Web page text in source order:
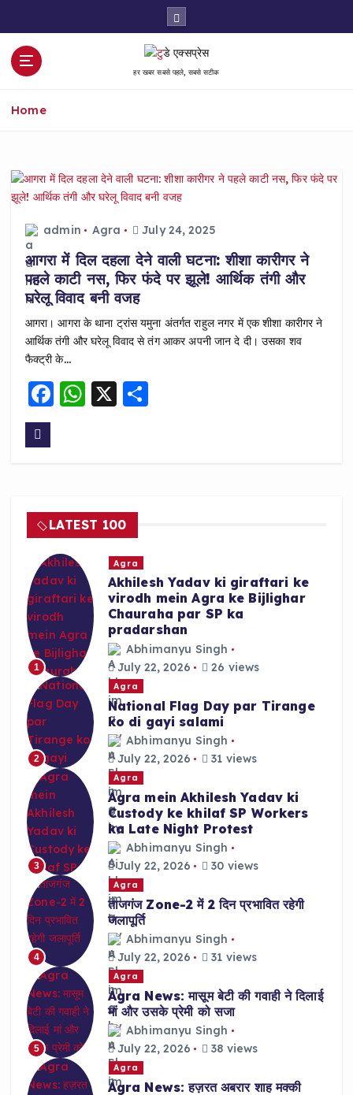
हर खबर सबसे पहले, सबसे सटीक
Home
admin Agra July 24, 2025
आगरा में दिल दहला देने वाली घटना: शीशा कारीगर ने
पहले काटी नस, फिर फंदे पर झूले! आर्थिक तंगी और
घरेलू विवाद बनी वजह
आगरा। आगरा के थाना ट्रांस यमुना अंतर्गत राहुल नगर में एक शीशा कारीगर ने
आर्थिक तंगी और घरेलू विवाद से तंग आकर अपनी जान दे दी। उसका शव
फैक्ट्री के…
F
o
o
k
W
p
p
X S
LATEST 100
1
Agra
Akhilesh Yadav ki giraftari ke
virodh mein Agra ke Bijlighar
Chauraha par SP ka
pradarshan
Abhimanyu Singh
July 22, 2026
26 views
2
Agra
National Flag Day par Tirange
ko di gayi salami
Abhimanyu Singh
July 22, 2026
31 views
3
Agra
Agra mein Akhilesh Yadav ki
Custody ke khilaf SP Workers
ka Late Night Protest
Abhimanyu Singh
July 22, 2026
30 views
4
Agra
ताजगंज Zone-2 में 2 दिन प्रभावित रहेगी
जलापूर्ति
Abhimanyu Singh
July 22, 2026
31 views
5
Agra
Agra News: मासूम बेटी की गवाही ने दिलाई
मां और उसके प्रेमी को सजा
Abhimanyu Singh
July 22, 2026
38 views
Agra
Agra News: हज़रत अबरार शाह मक्की